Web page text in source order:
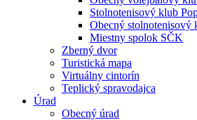
Stolnotenisový klub
Obecný stolnotenisový
Miestny spolok SČK
Zberný dvor
Turistická mapa
Virtuálny cintorín
Teplický spravodajca
Úrad
Obecný úrad